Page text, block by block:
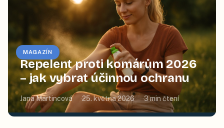
MAGAZÍN
Repelent proti komárům 2026
– jak vybrat účinnou ochranu
Jana Martincová 25. května 2026 3min čtení